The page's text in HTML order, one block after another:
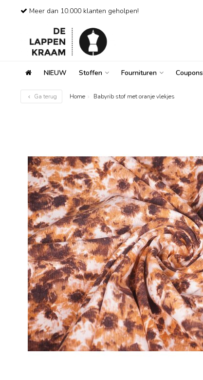
Meer dan 10.000 klanten geholpen!
NIEUW Stoffen Fournituren Coupons
Ga terug Home Babyrib stof met oranje vlekjes